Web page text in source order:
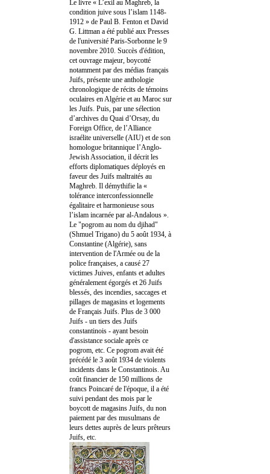
Le livre « L’exil au Maghreb, la
condition juive sous l’islam 1148-
1912 » de Paul B. Fenton et David
G. Littman a été publié aux Presses
de l'université Paris-Sorbonne le 9
novembre 2010. Succès d'édition,
cet ouvrage majeur, boycotté
notamment par des médias français
Juifs, présente une anthologie
chronologique de récits de témoins
oculaires en Algérie et au Maroc sur
les Juifs. Puis, par une sélection
d’archives du Quai d’Orsay, du
Foreign Office, de l’Alliance
israélite universelle (AIU) et de son
homologue britannique l’Anglo-
Jewish Association, il décrit les
efforts diplomatiques déployés en
faveur des Juifs maltraités au
Maghreb. Il démythifie la «
tolérance interconfessionnelle
égalitaire et harmonieuse sous
l’islam incarnée par al-Andalous ».
Le "pogrom au nom du djihad"
(Shmuel Trigano) du 5 août 1934, à
Constantine (Algérie), sans
intervention de l'Armée ou de la
police françaises, a causé 27
victimes Juives, enfants et adultes
généralement égorgés et 26 Juifs
blessés, des incendies, saccages et
pillages de magasins et logements
de Français Juifs. Plus de 3 000
Juifs - un tiers des Juifs
constantinois - ayant besoin
d'assistance sociale après ce
pogrom, etc. Ce pogrom avait été
précédé le 3 août 1934 de violents
incidents dans le Constantinois. Au
coût financier de 150 millions de
francs Poincaré de l'époque, il a été
suivi pendant des mois par le
boycott de magasins Juifs, du non
paiement par des musulmans de
leurs dettes auprès de leurs prêteurs
Juifs, etc.